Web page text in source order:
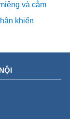
và cằm
khiến